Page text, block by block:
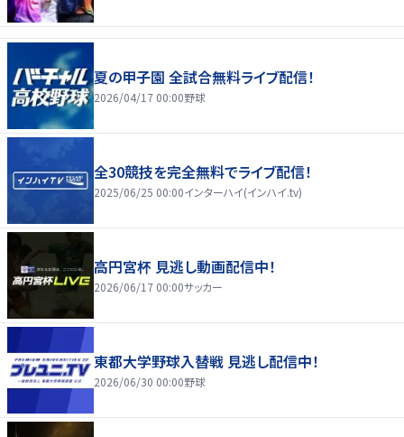
夏の甲子園 全試合無料ライブ配信！
2026/04/17 00:00野球
全30競技を完全無料でライブ配信！
2025/06/25 00:00インターハイ(インハイ.tv)
高円宮杯 見逃し動画配信中！
2026/06/17 00:00サッカー
東都大学野球入替戦 見逃し配信中！
2026/06/30 00:00野球